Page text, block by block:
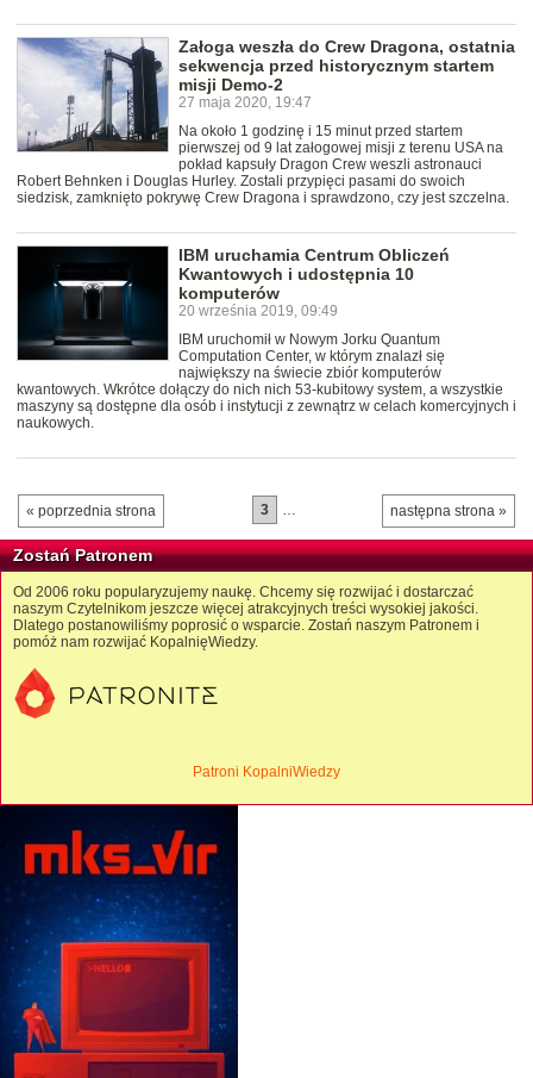
Załoga weszła do Crew Dragona, ostatnia
sekwencja przed historycznym startem
misji Demo-2
27 maja 2020, 19:47
Na około 1 godzinę i 15 minut przed startem
pierwszej od 9 lat załogowej misji z terenu USA na
pokład kapsuły Dragon Crew weszli astronauci
Robert Behnken i Douglas Hurley. Zostali przypięci pasami do swoich
siedzisk, zamknięto pokrywę Crew Dragona i sprawdzono, czy jest szczelna.
IBM uruchamia Centrum Obliczeń
Kwantowych i udostępnia 10
komputerów
20 września 2019, 09:49
IBM uruchomił w Nowym Jorku Quantum
Computation Center, w którym znalazł się
największy na świecie zbiór komputerów
kwantowych. Wkrótce dołączy do nich nich 53-kubitowy system, a wszystkie
maszyny są dostępne dla osób i instytucji z zewnątrz w celach komercyjnych i
naukowych.
« poprzednia strona następna strona »
3 …
Zostań Patronem
Od 2006 roku popularyzujemy naukę. Chcemy się rozwijać i dostarczać
naszym Czytelnikom jeszcze więcej atrakcyjnych treści wysokiej jakości.
Dlatego postanowiliśmy poprosić o wsparcie. Zostań naszym Patronem i
pomóż nam rozwijać KopalnięWiedzy.
Patroni KopalniWiedzy